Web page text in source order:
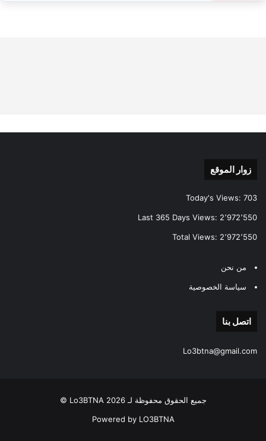
زوار الموقع
Today's Views: 703
Last 365 Days Views: 2٬972٬550
Total Views: 2٬972٬550
من نحن
سياسة الخصوصية
اتصل بنا
Lo3btna@gmail.com
جميع الحقوق محفوظة لـ Lo3BTNA 2026 ©
Powered by LO3BTNA